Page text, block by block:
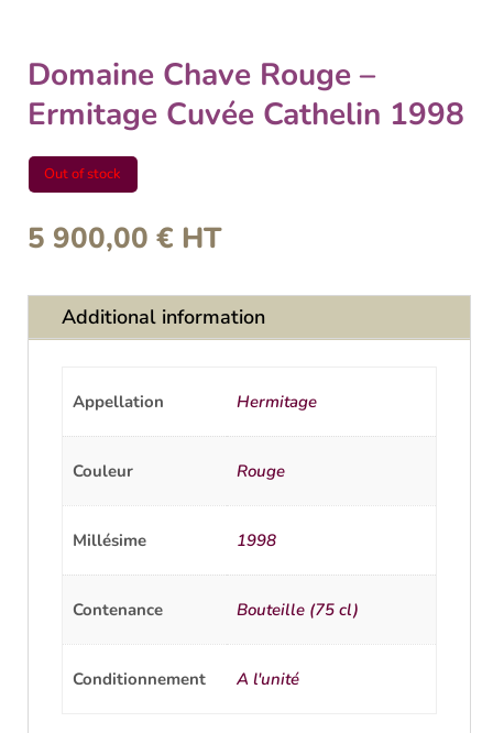
Domaine Chave Rouge –
Ermitage Cuvée Cathelin 1998
Out of stock
5 900,00 € HT
Additional information
Appellation Hermitage
Couleur Rouge
Millésime 1998
Contenance Bouteille (75 cl)
Conditionnement A l'unité